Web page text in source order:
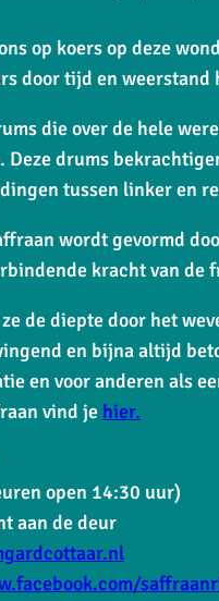
op koers op deze
door tijd en weerstand
die over de hele
drums
tussen linker en
wordt gevormd
kracht van de
de diepte door het
en bijna altijd
en voor anderen als
vind je hier.
open 14:30 uur)
aan de deur